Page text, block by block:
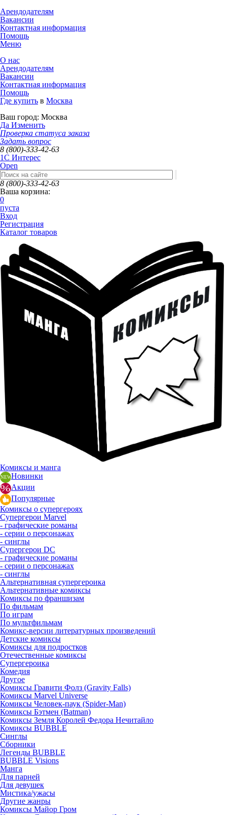
Арендодателям
Вакансии
Контактная информация
Помощь
Меню
О нас
Арендодателям
Вакансии
Контактная информация
Помощь
Где купить в Москва
Ваш город: Москва
Да Изменить
Проверка статуса заказа
Задать вопрос
8 (800)-333-42-63
1C Интерес
Open
8 (800)-333-42-63
Ваша корзина:
0
пуста
Вход
Регистрация
Каталог товаров
Комиксы и манга
Новинки
Акции
Популярные
Комиксы о супергероях
Супергерои Marvel
- графические романы
- серии о персонажах
- синглы
Супергерои DC
- графические романы
- серии о персонажах
- синглы
Альтернативная супергероика
Альтернативные комиксы
Комиксы по франшизам
По фильмам
По играм
По мультфильмам
Комикс-версии литературных произведений
Детские комиксы
Комиксы для подростков
Отечественные комиксы
Супергероика
Комедия
Другое
Комиксы Гравити Фолз (Gravity Falls)
Комиксы Marvel Universe
Комиксы Человек-паук (Spider-Man)
Комиксы Бэтмен (Batman)
Комиксы Земля Королей Федора Нечитайло
Комиксы BUBBLE
Синглы
Сборники
Легенды BUBBLE
BUBBLE Visions
Манга
Для парней
Для девушек
Мистика/ужасы
Другие жанры
Комиксы Майор Гром